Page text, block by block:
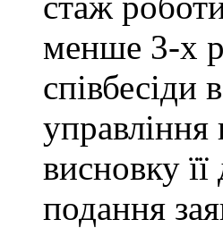
менше 3-х
співбесіди
управління
висновку
подання